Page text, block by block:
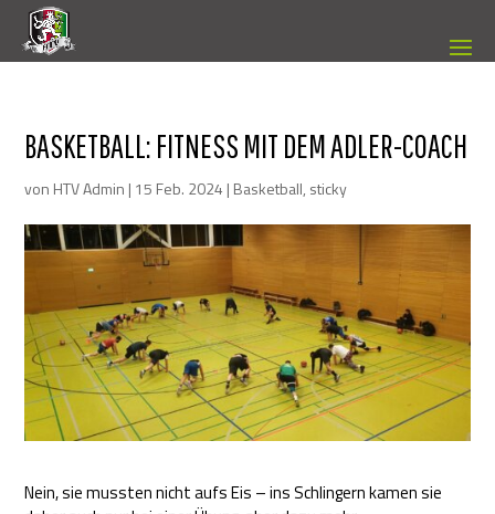
BASKETBALL: FITNESS MIT DEM ADLER-COACH
von HTV Admin | 15 Feb. 2024 | Basketball, sticky
Nein, sie mussten nicht aufs Eis – ins Schlingern kamen sie